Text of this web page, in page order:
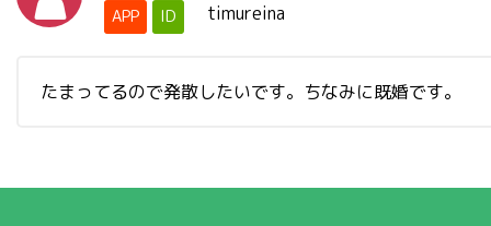
APP ID timureina
たまってるので発散したいです。ちなみに既婚です。